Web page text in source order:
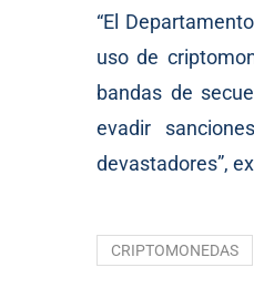
“El
uso de
bandas de
evadir
devastadores”,
CRIPTOMONEDAS